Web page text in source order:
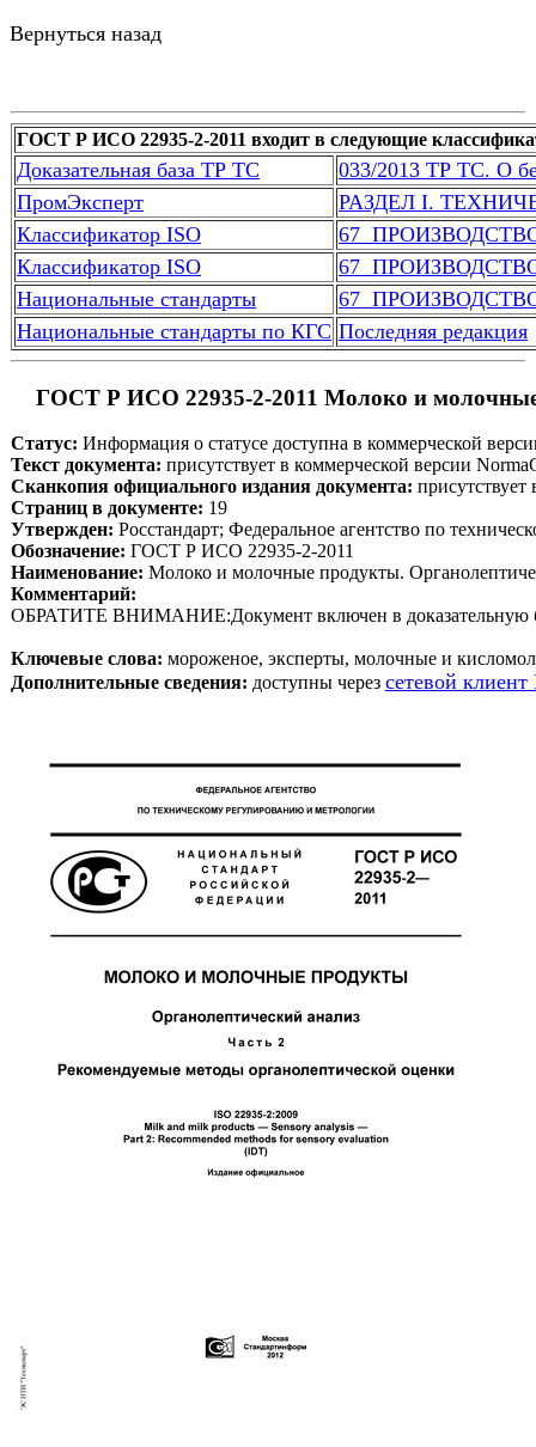
Вернуться назад
ГОСТ Р ИСО 22935-2-2011 входит в следующие
Доказательная база ТР ТС
033/2013 ТР ТС. О
ПромЭксперт
РАЗДЕЛ I.
Классификатор ISO
67
Классификатор ISO
67
Национальные стандарты
67
Национальные стандарты по КГС Последняя редакция
ГОСТ Р ИСО 22935-2-2011 Молоко и молочные
Статус: Информация о статусе доступна в коммерческой
Текст документа: присутствует в коммерческой версии
Сканкопия официального издания документа:
Страниц в документе: 19
Утвержден: Росстандарт; Федеральное агентство по
Обозначение: ГОСТ Р ИСО 22935-2-2011
Наименование: Молоко и молочные продукты.
Комментарий:
Ключевые слова: мороженое, эксперты, молочные и
Дополнительные сведения: доступны через сетевой клиент